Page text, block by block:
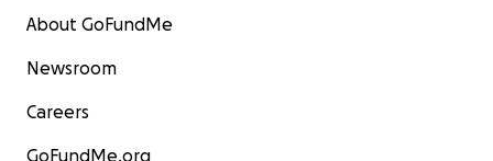
About GoFundMe
Newsroom
Careers
GoFundMe.org